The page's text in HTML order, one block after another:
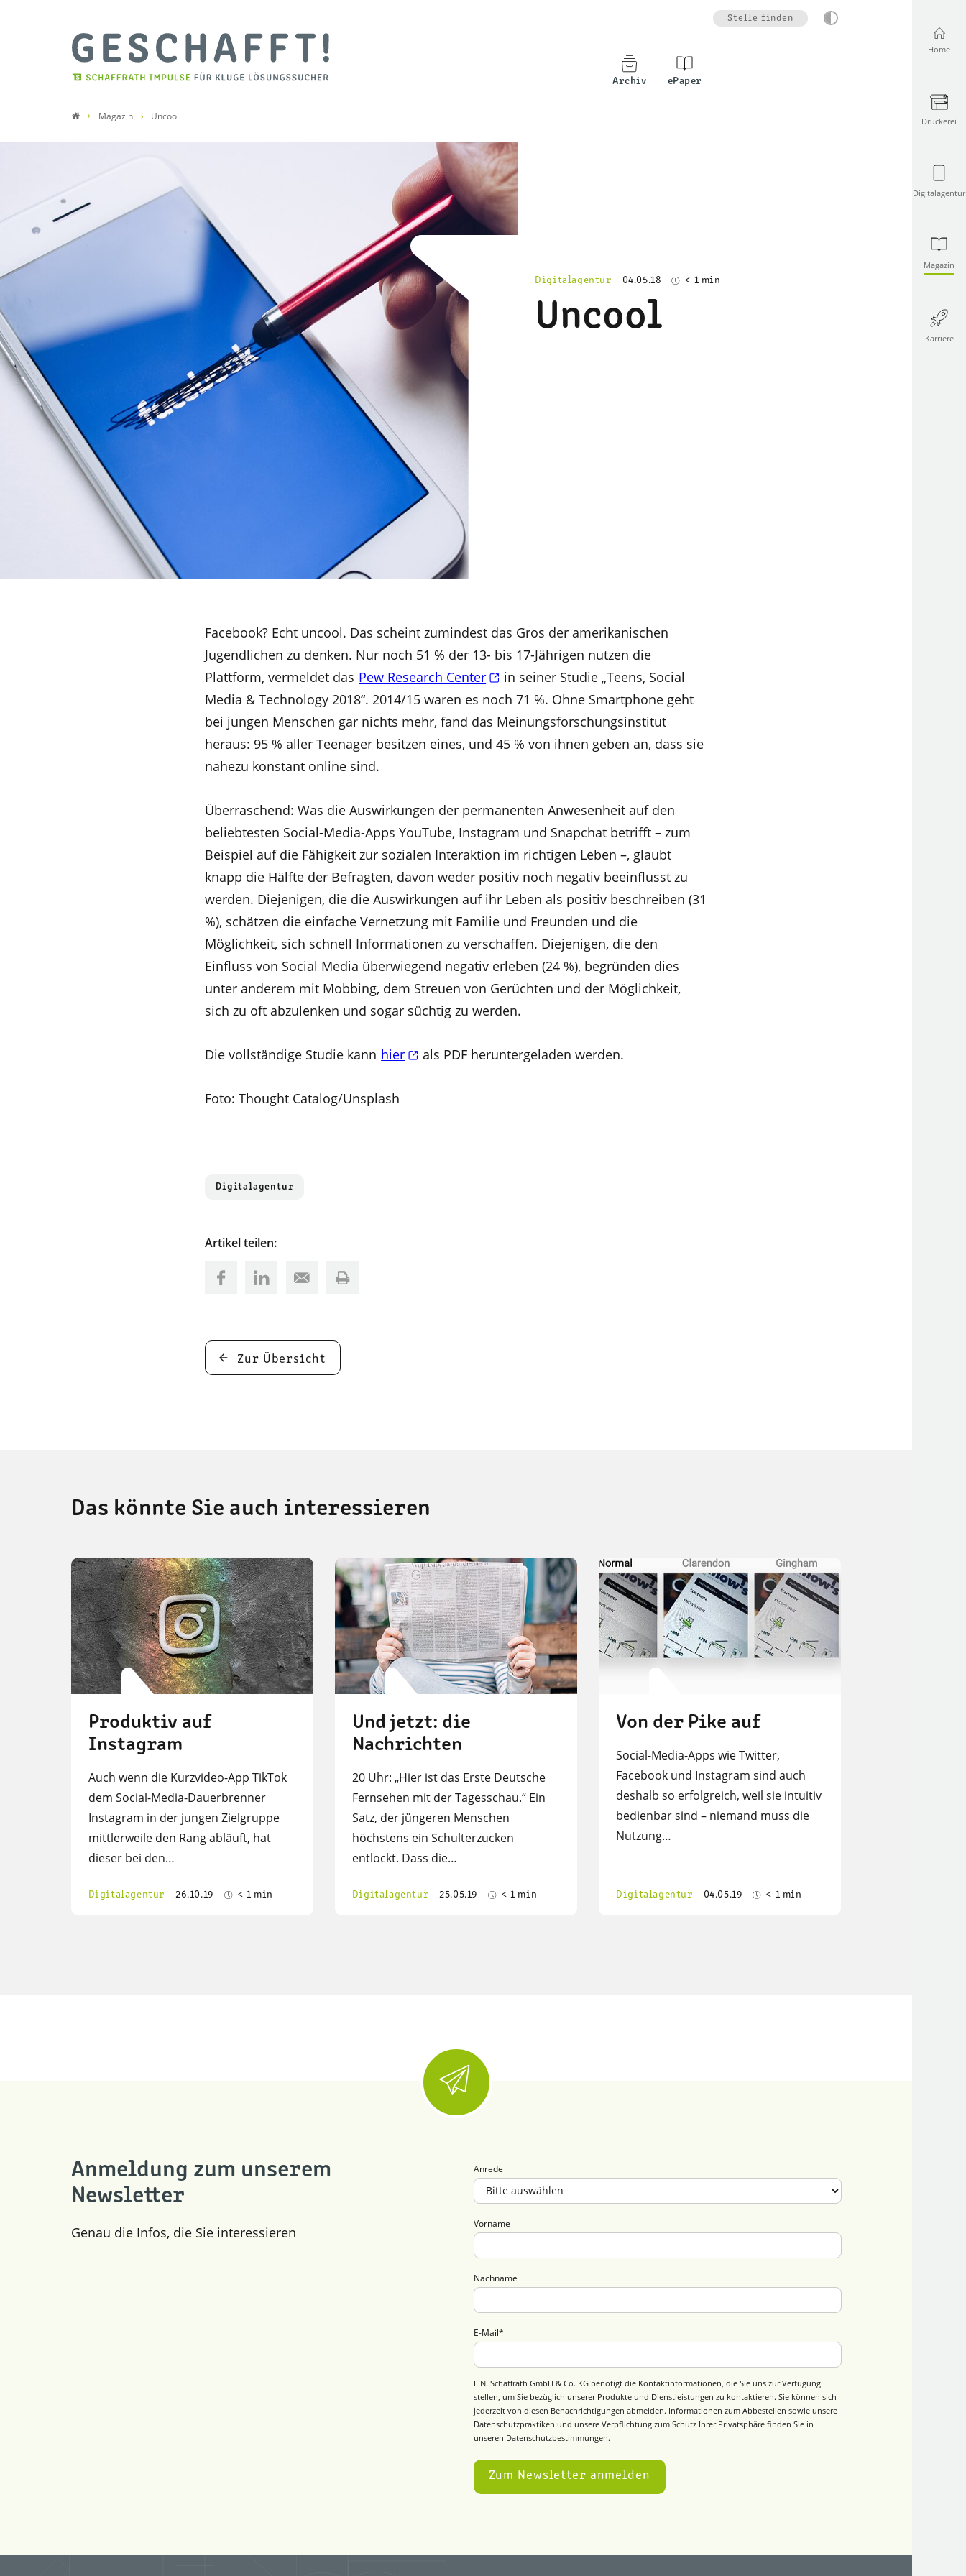
Home
Druckerei
Digitalagentur
Magazin
Karriere
Stelle finden
Archiv ePaper
Magazin Uncool
Digitalagentur 04.05.18 < 1 min
Uncool
Facebook? Echt uncool. Das scheint zumindest das Gros der amerikanischen
Jugendlichen zu denken. Nur noch 51 % der 13- bis 17-Jährigen nutzen die
Plattform, vermeldet das Pew Research Center
in seiner Studie „Teens, Social
Media & Technology 2018“. 2014/15 waren es noch 71 %. Ohne Smartphone geht
bei jungen Menschen gar nichts mehr, fand das Meinungsforschungsinstitut
heraus: 95 % aller Teenager besitzen eines, und 45 % von ihnen geben an, dass sie
nahezu konstant online sind.
Überraschend: Was die Auswirkungen der permanenten Anwesenheit auf den
beliebtesten Social-Media-Apps YouTube, Instagram und Snapchat betrifft – zum
Beispiel auf die Fähigkeit zur sozialen Interaktion im richtigen Leben –, glaubt
knapp die Hälfte der Befragten, davon weder positiv noch negativ beeinflusst zu
werden. Diejenigen, die die Auswirkungen auf ihr Leben als positiv beschreiben (31
%), schätzen die einfache Vernetzung mit Familie und Freunden und die
Möglichkeit, sich schnell Informationen zu verschaffen. Diejenigen, die den
Einfluss von Social Media überwiegend negativ erleben (24 %), begründen dies
unter anderem mit Mobbing, dem Streuen von Gerüchten und der Möglichkeit,
sich zu oft abzulenken und sogar süchtig zu werden.
Die vollständige Studie kann hier als PDF heruntergeladen werden.
Foto: Thought Catalog/Unsplash
Digitalagentur
Artikel teilen:
Zur Übersicht
Das könnte Sie auch interessieren
Produktiv auf
Instagram
Auch wenn die Kurzvideo-App TikTok
dem Social-Media-Dauerbrenner
Instagram in der jungen Zielgruppe
mittlerweile den Rang abläuft, hat
dieser bei den…
Digitalagentur 26.10.19 < 1 min
Und jetzt: die
Nachrichten
20 Uhr: „Hier ist das Erste Deutsche
Fernsehen mit der Tagesschau.“ Ein
Satz, der jüngeren Menschen
höchstens ein Schulterzucken
entlockt. Dass die…
Digitalagentur 25.05.19 < 1 min
Von der Pike auf
Social-Media-Apps wie Twitter,
Facebook und Instagram sind auch
deshalb so erfolgreich, weil sie intuitiv
bedienbar sind – niemand muss die
Nutzung…
Digitalagentur 04.05.19 < 1 min
Anmeldung zum unserem
Newsletter
Genau die Infos, die Sie interessieren
Anrede
Vorname
Nachname
E-Mail*
L.N. Schaffrath GmbH & Co. KG benötigt die Kontaktinformationen, die Sie uns zur Verfügung
stellen, um Sie bezüglich unserer Produkte und Dienstleistungen zu kontaktieren. Sie können sich
jederzeit von diesen Benachrichtigungen abmelden. Informationen zum Abbestellen sowie unsere
Datenschutzpraktiken und unsere Verpflichtung zum Schutz Ihrer Privatsphäre finden Sie in
unseren Datenschutzbestimmungen.